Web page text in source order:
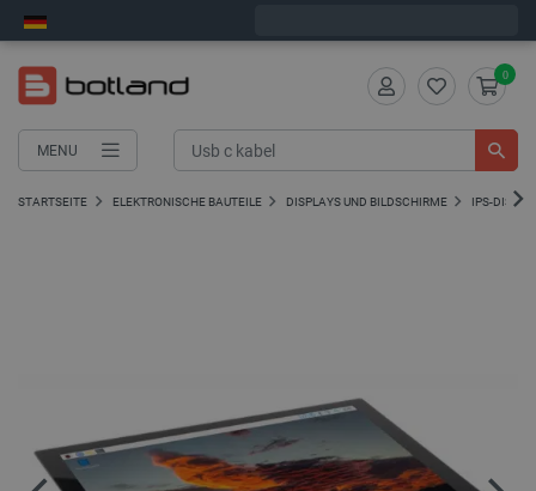
MENU
0
STARTSEITE ELEKTRONISCHE BAUTEILE DISPLAYS UND BILDSCHIRME IPS-